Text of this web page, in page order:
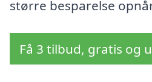
større besparelse
Få 3 tilbud, gratis og